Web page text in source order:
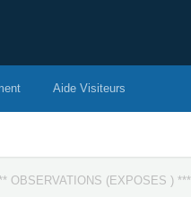
Aide Visiteurs
OBSERVATIONS (EXPOSES ) ***